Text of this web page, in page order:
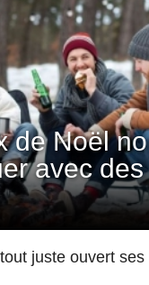
de Noël
avec
juste ouvert